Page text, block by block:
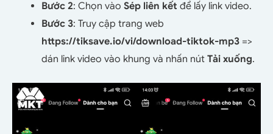
Bước 2: Chọn vào Sép liên kết để lấy link video.
Bước 3: Truy cập trang web
https://tiksave.io/vi/download-tiktok-mp3 =>
dán link video vào khung và nhấn nút Tải xuống.